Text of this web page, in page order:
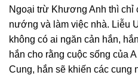
Ngoại trừ Khương Anh thì chỉ
nướng và làm việc nhà. Liễu
không có ai ngăn cản hắn,
hắn cho rằng cuộc sống của
Cung, hắn sẽ khiến các cung